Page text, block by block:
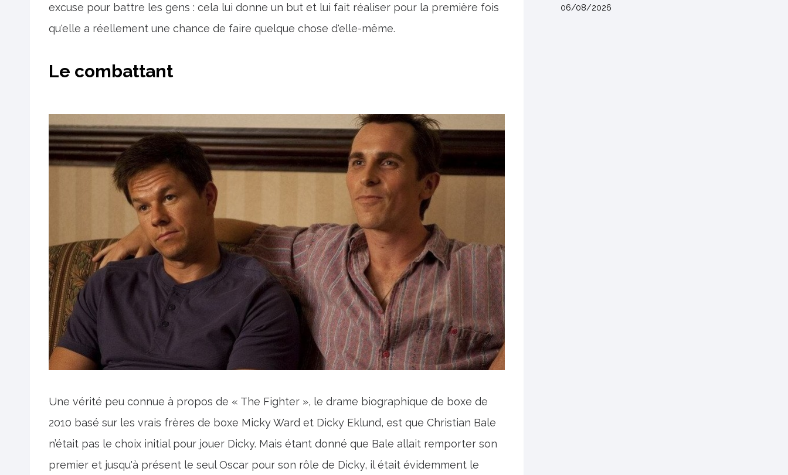
excuse pour battre les gens : cela lui donne un but et lui fait réaliser pour la première fois
qu'elle a réellement une chance de faire quelque chose d'elle-même.
Le combattant
Une vérité peu connue à propos de « The Fighter », le drame biographique de boxe de
2010 basé sur les vrais frères de boxe Micky Ward et Dicky Eklund, est que Christian Bale
n’était pas le choix initial pour jouer Dicky. Mais étant donné que Bale allait remporter son
premier et jusqu'à présent le seul Oscar pour son rôle de Dicky, il était évidemment le
06/08/2026